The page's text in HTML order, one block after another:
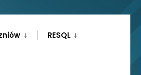
RESQL